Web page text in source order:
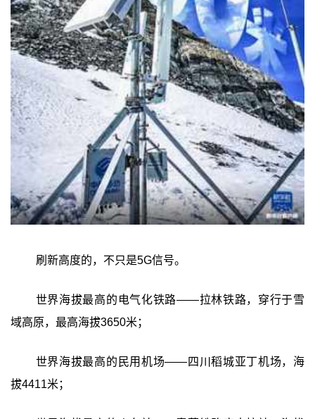
刷新高度的，不只是5G信号。
世界海拔最高的电气化铁路——拉林铁路，穿行于雪
域高原，最高海拔3650米；
世界海拔最高的民用机场——四川稻城亚丁机场，海
拔4411米；